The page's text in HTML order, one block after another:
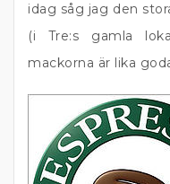
idag såg jag den
(i Tre:s gamla
mackorna är lika